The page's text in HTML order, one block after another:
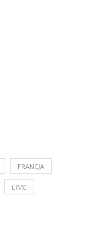
FRANCJA
LIME